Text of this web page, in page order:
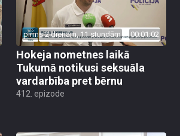
pirms 2 dienām, 11 stundām 00:01:02
Hokeja nometnes laikā
Tukumā notikusi seksuāla
vardarbība pret bērnu
412. epizode